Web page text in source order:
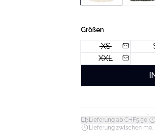
Größen
XS
XXL
Lieferung ab CHF5.50*
Lieferung zwischen mo.